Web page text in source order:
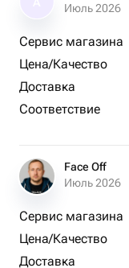
Июль 2026
Сервис магазина
Цена/Качество
Доставка
Соответствие
Face Off
Июль 2026
Сервис магазина
Цена/Качество
Доставка